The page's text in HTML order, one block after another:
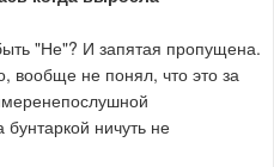
"Не"? И запятая пропущена.
вообще не понял, что это за
ничуть не